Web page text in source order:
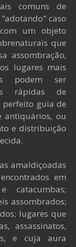
comuns de
caso
um objeto
que
assombração,
lugares mais
podem ser
rápidas de
perfeito guia de
antiquários, ou
e distribuição
amaldiçoadas
em
catacumbas;
assombrados;
lugares que
assassinatos,
e cuja aura